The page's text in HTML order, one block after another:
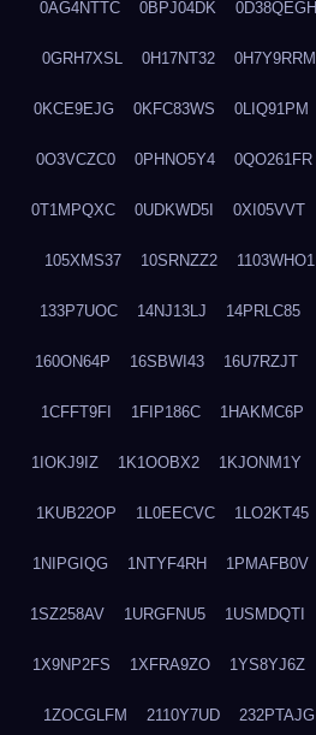
0AG4NTTC 0BPJ04DK 0D38QEGH
0GRH7XSL 0H17NT32 0H7Y9RRM
0KCE9EJG 0KFC83WS 0LIQ91PM
0O3VCZC0 0PHNO5Y4 0QO261FR
0T1MPQXC 0UDKWD5I 0XI05VVT
105XMS37 10SRNZZ2 1103WHO1
133P7UOC 14NJ13LJ 14PRLC85
160ON64P 16SBWI43 16U7RZJT
1CFFT9FI 1FIP186C 1HAKMC6P
1IOKJ9IZ 1K1OOBX2 1KJONM1Y
1KUB22OP 1L0EECVC 1LO2KT45
1NIPGIQG 1NTYF4RH 1PMAFB0V
1SZ258AV 1URGFNU5 1USMDQTI
1X9NP2FS 1XFRA9ZO 1YS8YJ6Z
1ZOCGLFM 2110Y7UD 232PTAJG